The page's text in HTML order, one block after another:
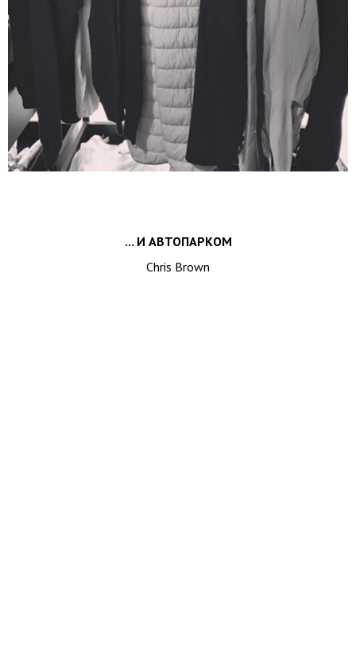
... И АВТОПАРКОМ
Chris Brown